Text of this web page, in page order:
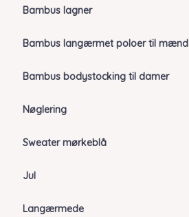
Bambus lagner
Bambus langærmet poloer til mænd
Bambus bodystocking til damer
Nøglering
Sweater mørkeblå
Jul
Langærmede